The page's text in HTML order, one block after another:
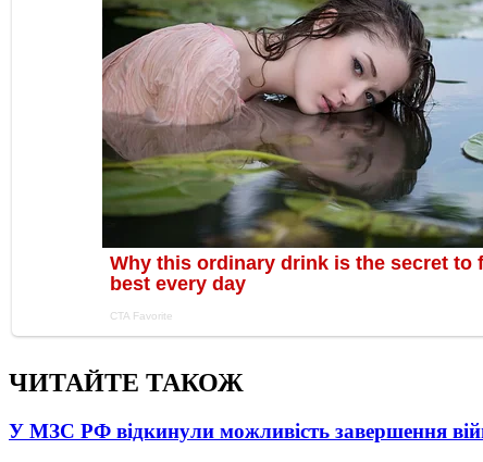
ЧИТАЙТЕ ТАКОЖ
У МЗС РФ відкинули можливість завершення